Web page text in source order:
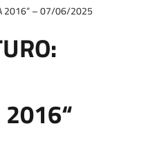
2016“ – 07/06/2025
2016“